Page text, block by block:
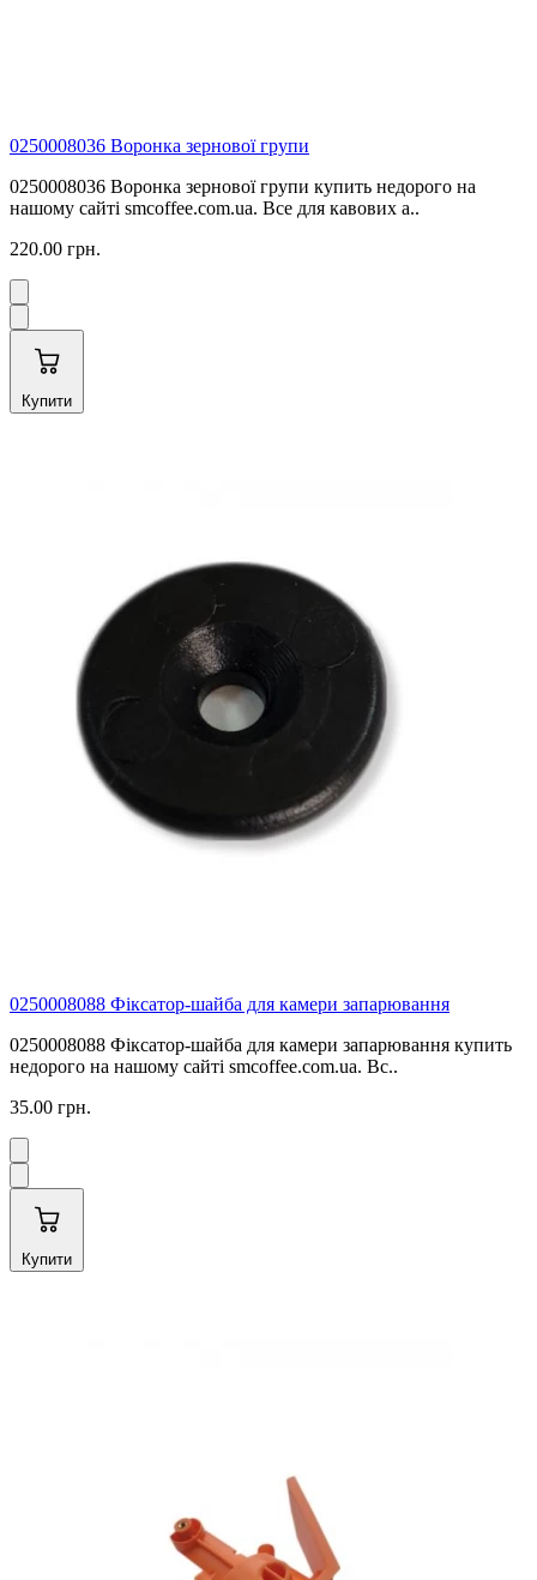
0250008036 Воронка зернової групи
0250008036 Воронка зернової групи купить недорого на
нашому сайті smcoffee.com.ua. Все для кавових а..
220.00 грн.
Купити
0250008088 Фіксатор-шайба для камери запарювання
0250008088 Фіксатор-шайба для камери запарювання купить
недорого на нашому сайті smcoffee.com.ua. Вс..
35.00 грн.
Купити